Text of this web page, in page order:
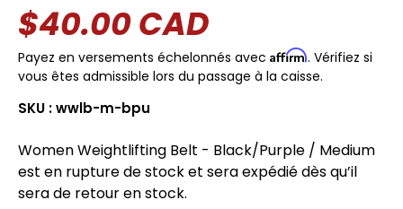
$40.00 CAD
Payez en versements échelonnés avec Affirm. Vérifiez si
vous êtes admissible lors du passage à la caisse.
SKU :wwlb-m-bpu
Women Weightlifting Belt - Black/Purple / Medium
est en rupture de stock et sera expédié dès qu’il
sera de retour en stock.